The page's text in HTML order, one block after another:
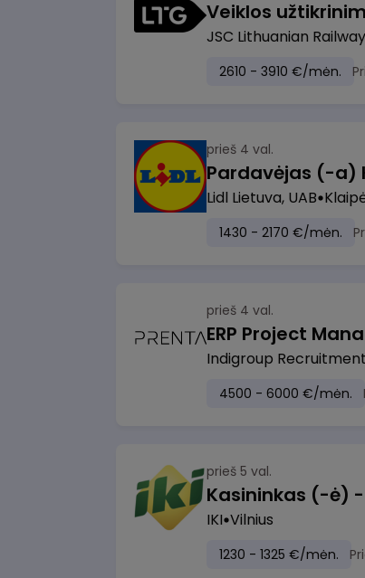
JSC Lithuanian
2610 - 3910 €/mėn.
prieš 4 val.
Pardavėjas (-a)
Lidl Lietuva, UAB
1430 - 2170 €/mėn.
prieš 4 val.
ERP Project
Indigroup
4500 - 6000 €/mėn.
prieš 5 val.
IKI Vilnius
1230 - 1325 €/mėn.